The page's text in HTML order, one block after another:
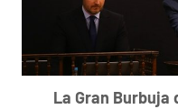
La Gran